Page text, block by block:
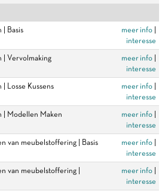
Basis meer info
interesse
| Vervolmaking meer info
interesse
Losse Kussens meer info
interesse
| Modellen Maken meer info
interesse
van meubelstoffering | Basis meer info
interesse
van meubelstoffering |
meer info
interesse